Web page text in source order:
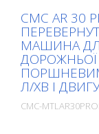
CMC AR 30
МАШИНА
ДОРОЖНЬОЇ
Л/ХВ І
CMC-